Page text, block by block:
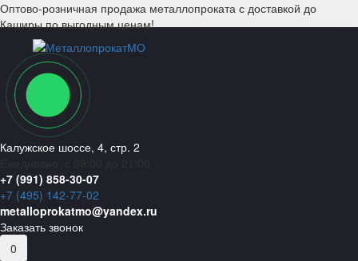
Оптово-розничная продажа металлопроката с доставкой до
Каширы по выгодным ценам!
Калужское шоссе, 4, стр. 2
+7 (991) 858-30-07
+7 (495) 142-77-02
metalloprokatmo@yandex.ru
Заказать звонок
0